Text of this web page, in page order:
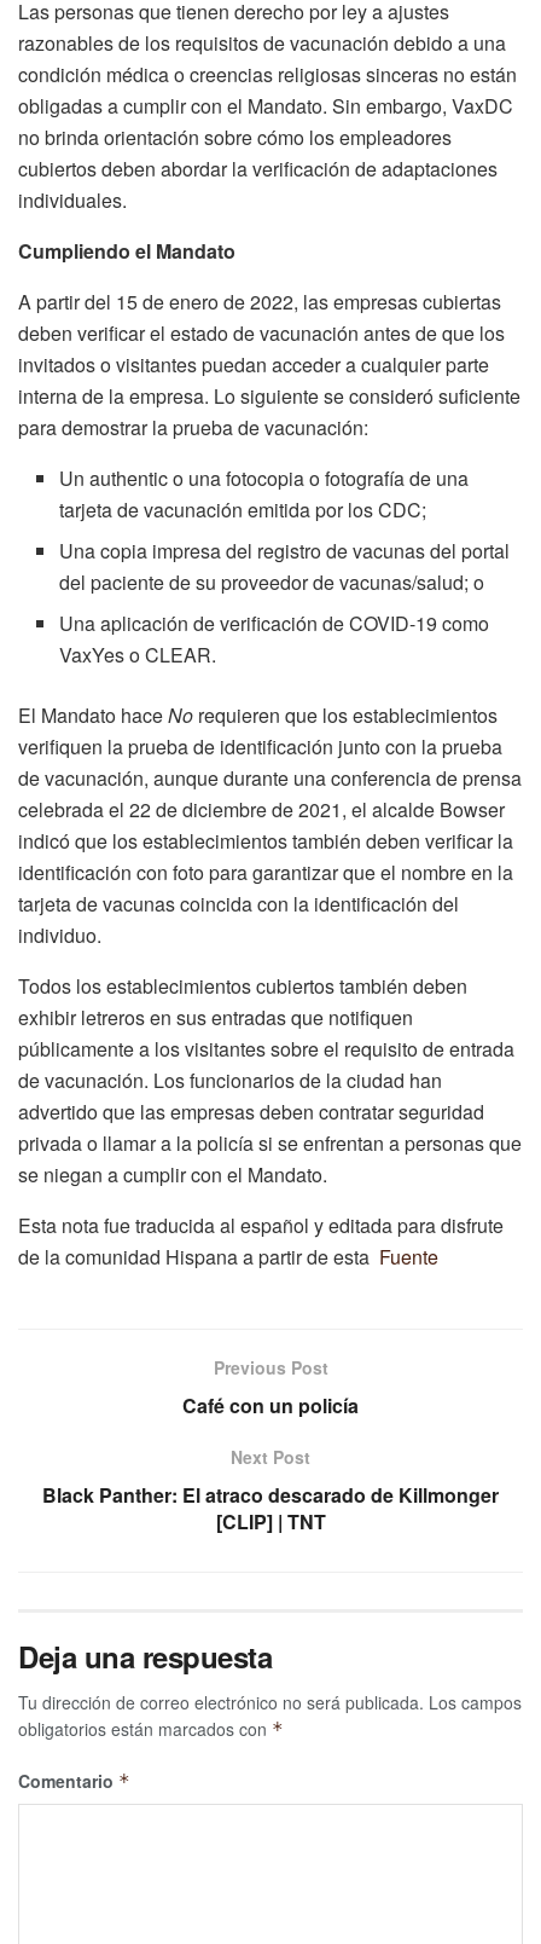
Las personas que tienen derecho por ley a ajustes
razonables de los requisitos de vacunación debido a una
condición médica o creencias religiosas sinceras no están
obligadas a cumplir con el Mandato. Sin embargo, VaxDC
no brinda orientación sobre cómo los empleadores
cubiertos deben abordar la verificación de adaptaciones
individuales.
Cumpliendo el Mandato
A partir del 15 de enero de 2022, las empresas cubiertas
deben verificar el estado de vacunación antes de que los
invitados o visitantes puedan acceder a cualquier parte
interna de la empresa. Lo siguiente se consideró suficiente
para demostrar la prueba de vacunación:
Un authentic o una fotocopia o fotografía de una
tarjeta de vacunación emitida por los CDC;
Una copia impresa del registro de vacunas del portal
del paciente de su proveedor de vacunas/salud; o
Una aplicación de verificación de COVID-19 como
VaxYes o CLEAR.
El Mandato haceNo requieren que los establecimientos
verifiquen la prueba de identificación junto con la prueba
de vacunación, aunque durante una conferencia de prensa
celebrada el 22 de diciembre de 2021, el alcalde Bowser
indicó que los establecimientos también deben verificar la
identificación con foto para garantizar que el nombre en la
tarjeta de vacunas coincida con la identificación del
individuo.
Todos los establecimientos cubiertos también deben
exhibir letreros en sus entradas que notifiquen
públicamente a los visitantes sobre el requisito de entrada
de vacunación. Los funcionarios de la ciudad han
advertido que las empresas deben contratar seguridad
privada o llamar a la policía si se enfrentan a personas que
se niegan a cumplir con el Mandato.
Esta nota fue traducida al español y editada para disfrute
de la comunidad Hispana a partir de esta Fuente
Previous Post
Café con un policía
Next Post
Black Panther: El atraco descarado de Killmonger
[CLIP] | TNT
Deja una respuesta
Tu dirección de correo electrónico no será publicada. Los campos
obligatorios están marcados con *
Comentario *